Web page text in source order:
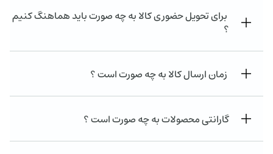
برای تحویل حضوری کالا به چه صورت باید هماهنگ کنیم
؟
زمان ارسال کالا به چه صورت است ؟
گارانتی محصولات به چه صورت است ؟